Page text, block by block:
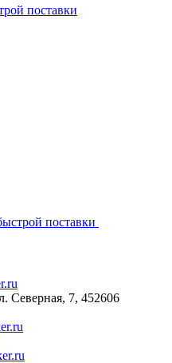
поставки
поставки
Северная, 7, 452606